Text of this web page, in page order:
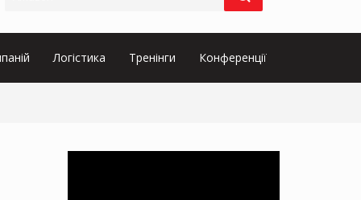
Логістика Тренінги Конференції